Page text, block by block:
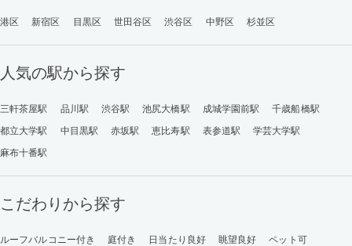
港区 新宿区 目黒区 世田谷区 渋谷区 中野区 杉並区
人気の駅から探す
三軒茶屋駅 品川駅 渋谷駅 池尻大橋駅 成城学園前駅
千歳船橋駅
都立大学駅
中目黒駅 赤坂駅 恵比寿駅 表参道駅
学芸大学駅
麻布十番駅
こだわりから探す
ルーフバルコニー付き 庭付き 日当たり良好 眺望良好
ペット可